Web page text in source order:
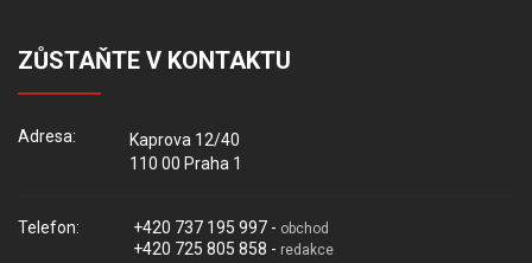
ZŮSTAŇTE V KONTAKTU
Adresa:
Kaprova 12/40
110 00 Praha 1
Telefon: +420 737 195 997 - obchod
+420 725 805 858 - redakce